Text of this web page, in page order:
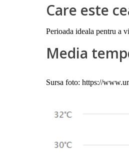
Care este
Perioada ideala pentru a
Media
Sursa foto: https://